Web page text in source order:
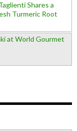
Shares a
Turmeric Root
at World Gourmet